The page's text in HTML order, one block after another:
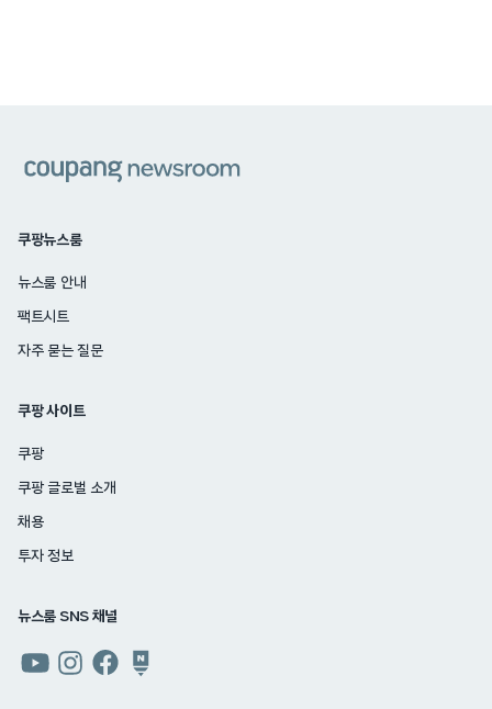
쿠팡뉴스룸
뉴스룸 안내
팩트시트
자주 묻는 질문
쿠팡 사이트
쿠팡
쿠팡 글로벌 소개
채용
투자 정보
뉴스룸 SNS 채널